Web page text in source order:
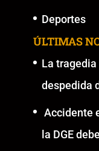
Deportes
ÚLTIMAS
La
despedida
Accidente
la DGE